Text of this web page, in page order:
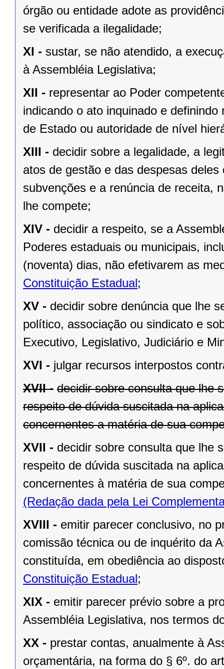
órgão ou entidade adote as
se verificada a ilegalidade;
XI - sustar, se não atendido, a
à Assembléia Legislativa;
XII - representar ao Poder
indicando o ato inquinado e
de Estado ou autoridade de nível
XIII - decidir sobre a legalidade, a
atos de gestão e das despesas
subvenções e a renúncia de receita,
lhe compete;
XIV - decidir a respeito, se a
Poderes estaduais ou municipais,
(noventa) dias, não efetivarem as
Constituição Estadual;
XV - decidir sobre denúncia que lhe
político, associação ou sindicato e
Executivo, Legislativo, Judiciário e
XVI - julgar recursos interpostos
XVII - decidir sobre consulta que lhe
respeito de dúvida suscitada na
concernentes a matéria de sua
XVII - decidir sobre consulta que lhe
respeito de dúvida suscitada na
concernentes à matéria de sua
(Redação dada pela Lei
XVIII - emitir parecer conclusivo, no
comissão técnica ou de inquérito da
constituída, em obediência ao
Constituição Estadual;
XIX - emitir parecer prévio sobre a
Assembléia Legislativa, nos termos
XX - prestar contas, anualmente à
orçamentária, na forma do § 6º. do